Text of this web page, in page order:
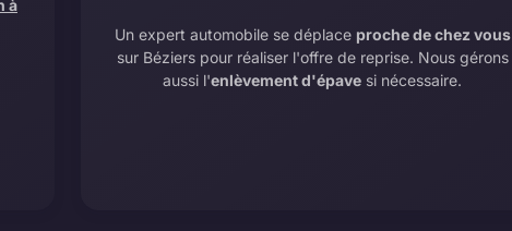
à
Un expert automobile se déplace proche de chez vous
sur Béziers pour réaliser l'offre de reprise. Nous gérons
aussi l'enlèvement d'épave si nécessaire.